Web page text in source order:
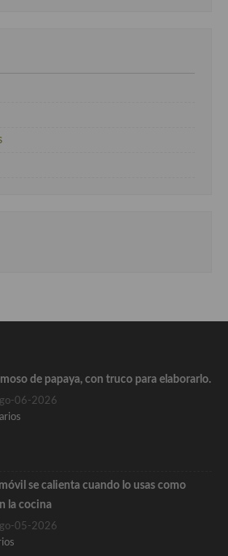
de papaya, con truco para elaborarlo.
06-2026
se calienta cuando lo usas como
la cocina
05-2026